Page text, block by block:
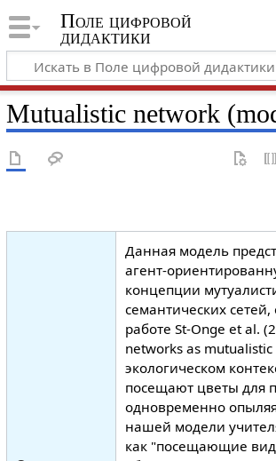
Поле цифровой
дидактики
Mutualistic network
Данная модель
агент-
концепции
семантических
работе St-Onge et al.
networks as
экологическом
посещают цветы для
одновременно
нашей модели
как "посещающие